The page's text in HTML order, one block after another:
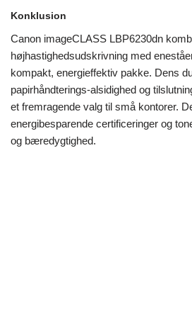
Konklusion
Canon imageCLASS LBP6230dn
højhastighedsudskrivning med
kompakt, energieffektiv pakke. Dens
papirhåndterings-alsidighed og
et fremragende valg til små kontorer.
energibesparende certificeringer og
og bæredygtighed.